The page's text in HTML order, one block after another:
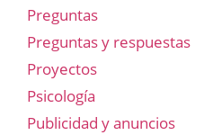
Preguntas
Preguntas y respuestas
Proyectos
Psicología
Publicidad y anuncios